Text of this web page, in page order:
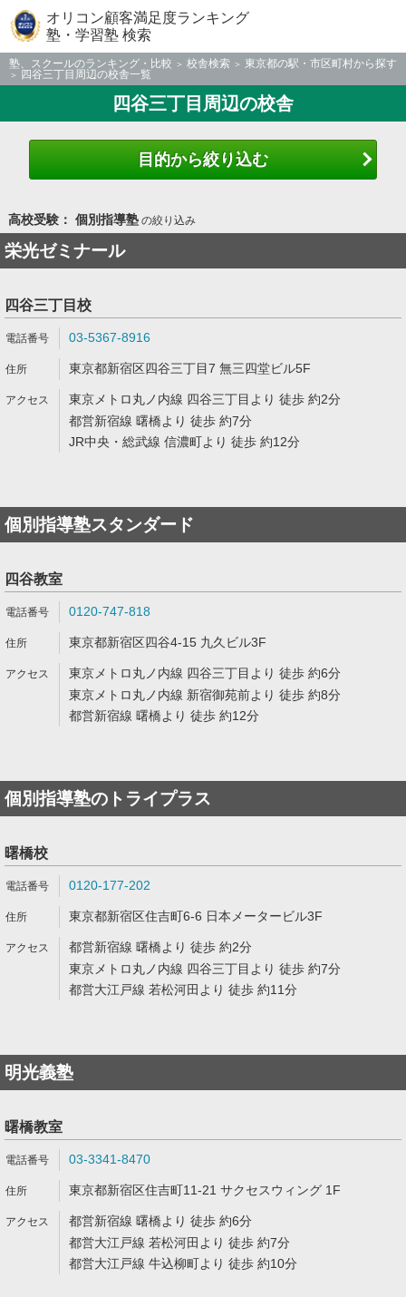
オリコン顧客満足度ランキング
塾・学習塾 検索
塾、スクールのランキング・比較 校舎検索
東京都の駅・市区町村から探す
四谷三丁目周辺の校舎一覧
四谷三丁目周辺の校舎
目的から絞り込む
高校受験： 個別指導塾の絞り込み
栄光ゼミナール
四谷三丁目校
03-5367-8916
東京都新宿区四谷三丁目7 無三四堂ビル5F
東京メトロ丸ノ内線 四谷三丁目より 徒歩 約2分
都営新宿線 曙橋より 徒歩 約7分
JR中央・総武線 信濃町より 徒歩 約12分
個別指導塾スタンダード
四谷教室
0120-747-818
東京都新宿区四谷4-15 九久ビル3F
東京メトロ丸ノ内線 四谷三丁目より 徒歩 約6分
東京メトロ丸ノ内線 新宿御苑前より 徒歩 約8分
都営新宿線 曙橋より 徒歩 約12分
個別指導塾のトライプラス
曙橋校
0120-177-202
東京都新宿区住吉町6-6 日本メータービル3F
都営新宿線 曙橋より 徒歩 約2分
東京メトロ丸ノ内線 四谷三丁目より 徒歩 約7分
都営大江戸線 若松河田より 徒歩 約11分
明光義塾
曙橋教室
03-3341-8470
東京都新宿区住吉町11-21 サクセスウィング 1F
都営新宿線 曙橋より 徒歩 約6分
都営大江戸線 若松河田より 徒歩 約7分
都営大江戸線 牛込柳町より 徒歩 約10分